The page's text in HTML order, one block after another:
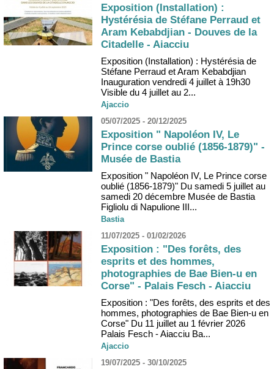
Exposition (Installation) :
Hystérésia de Stéfane Perraud et
Aram Kebabdjian - Douves de la
Citadelle - Aiacciu
Exposition (Installation) : Hystérésia de
Stéfane Perraud et Aram Kebabdjian
Inauguration vendredi 4 juillet à 19h30
Visible du 4 juillet au 2...
Ajaccio
05/07/2025 - 20/12/2025
Exposition " Napoléon IV, Le
Prince corse oublié (1856-1879)" -
Musée de Bastia
Exposition " Napoléon IV, Le Prince corse
oublié (1856-1879)" Du samedi 5 juillet au
samedi 20 décembre Musée de Bastia
Figliolu di Napulione III...
Bastia
11/07/2025 - 01/02/2026
Exposition : "Des forêts, des
esprits et des hommes,
photographies de Bae Bien-u en
Corse" - Palais Fesch - Aiacciu
Exposition : "Des forêts, des esprits et des
hommes, photographies de Bae Bien-u en
Corse" Du 11 juillet au 1 février 2026
Palais Fesch - Aiacciu Ba...
Ajaccio
19/07/2025 - 30/10/2025